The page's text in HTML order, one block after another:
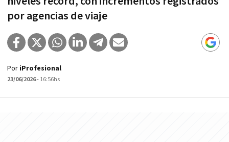
por agencias de viaje
Por iProfesional
23/06/2026- 16:56hs